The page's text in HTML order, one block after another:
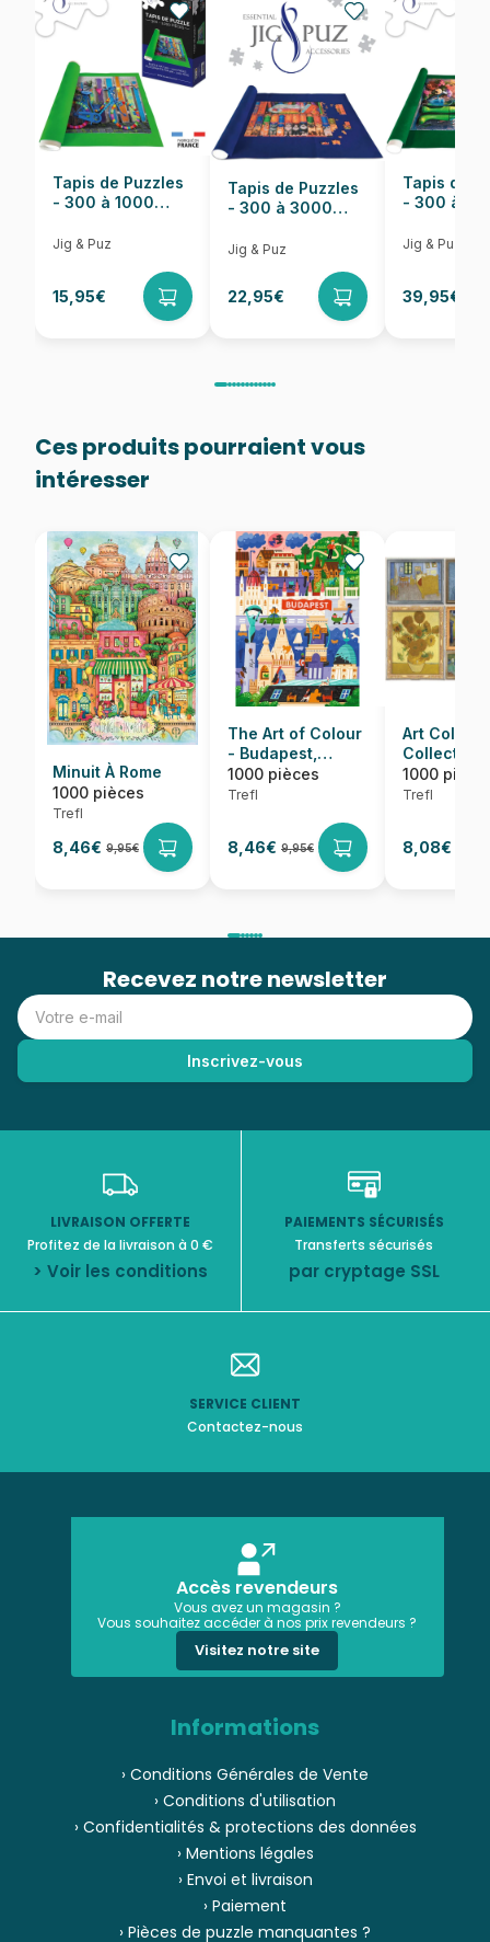
EAN 5900511108040
Nombre de pièces 1000 pièces
Dimensions 68 x 48 cm
Tapis de Puzzles
- 300 à 1000
Jig & Puz
15,95€
Tapis de Puzzles
- 300 à 3000
Jig & Puz
22,95€
Tapis de
- 300 à
Jig & Puz
39,95€
Ces produits pourraient vous
intéresser
Minuit À Rome
1000 pièces
Trefl
8,46€ 9,95€
The Art of Colour
- Budapest,
Hongrie
1000 pièces
Trefl
8,46€ 9,95€
Art
Collection
Vincent
1000
Trefl
8,08€
Recevez notre newsletter
LIVRAISON OFFERTE
Profitez de la livraison à 0 €
> Voir les conditions
PAIEMENTS SÉCURISÉS
Transferts sécurisés
par cryptage SSL
SERVICE CLIENT
Contactez-nous
Accès revendeurs
Vous avez un magasin ?
Vous souhaitez accéder à nos prix revendeurs ?
Visitez notre site
Informations
› Conditions Générales de Vente
› Conditions d'utilisation
› Confidentialités & protections des données
› Mentions légales
› Envoi et livraison
› Paiement
› Pièces de puzzle manquantes ?